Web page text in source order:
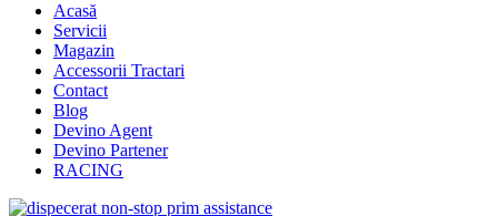
Acasă
Servicii
Magazin
Accessorii Tractari
Contact
Blog
Devino Agent
Devino Partener
RACING